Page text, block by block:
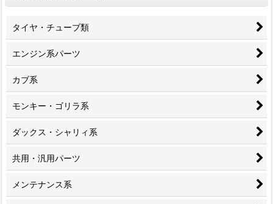
タイヤ・チューブ類
エンジン系パーツ
カブ系
モンキー・ゴリラ系
ダックス・シャリィ系
共用・汎用パーツ
メンテナンス系